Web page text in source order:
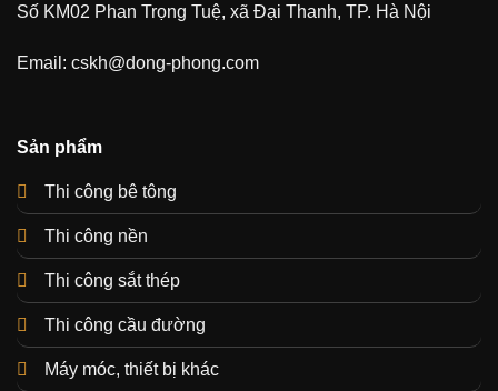
Số KM02 Phan Trọng Tuệ, xã Đại Thanh, TP. Hà Nội
Email: cskh@dong-phong.com
Sản phẩm
Thi công bê tông
Thi công nền
Thi công sắt thép
Thi công cầu đường
Máy móc, thiết bị khác